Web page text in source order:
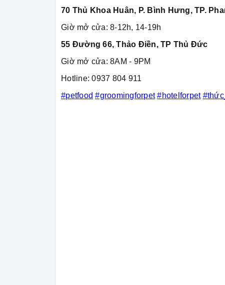
70 Thủ Khoa Huân, P. Bình Hưng, TP.
Giờ mở cửa: 8-12h, 14-19h
55 Đường 66, Thảo Điền, TP Thủ Đức
Giờ mở cửa: 8AM - 9PM
Hotline: 0937 804 911
#petfood #groomingforpet #hotelforpet